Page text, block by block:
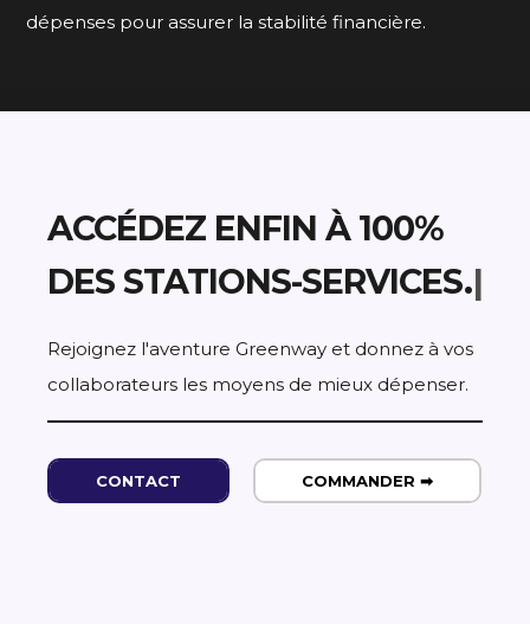
dépenses pour assurer la stabilité financière.
ACCÉDEZ ENFIN À 100%
DES STATIONS-SER|
Rejoignez l'aventure Greenway et donnez à vos
collaborateurs les moyens de mieux dépenser.
CONTACT COMMANDER ➡